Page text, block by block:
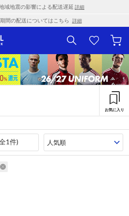
域地震の影響による配送遅延 詳細
期間の配送についてはこちら 詳細
お気に入り
1件)